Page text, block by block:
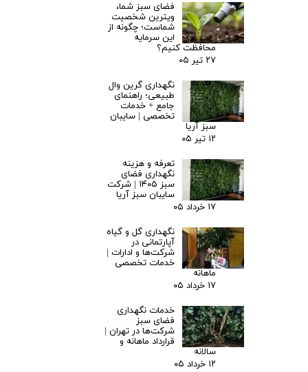
فضای سبز شما،
ویترین شخصیت
شماست؛ چگونه از
این سرمایه
محافظت کنیم؟
۲۷ تیر ۰۵
نگهداری گرین وال
طبیعی؛ راهنمای
جامع + خدمات
تخصصی | سایبان
سبز آریا
۱۲ تیر ۰۵
تعرفه و هزینه
نگهداری فضای
سبز ۱۴۰۵ | شرکت
سایبان سبز آریا
۱۷ خرداد ۰۵
نگهداری گل و گیاه
آپارتمانی در
شرکت‌ها و ادارات |
خدمات تخصصی
ماهانه
۱۷ خرداد ۰۵
خدمات نگهداری
فضای سبز
شرکت‌ها در تهران |
قرارداد ماهانه و
سالانه
۱۲ خرداد ۰۵